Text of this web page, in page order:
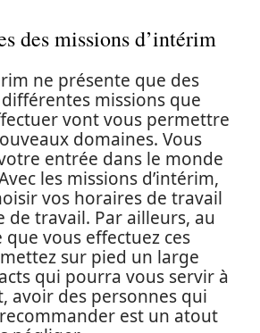
des missions d’intérim
ne présente que des
missions que
vont vous permettre
domaines. Vous
entrée dans le monde
les missions d’intérim,
vos horaires de travail
de travail. Par ailleurs, au
vous effectuez ces
sur pied un large
qui pourra vous servir à
avoir des personnes qui
est un atout